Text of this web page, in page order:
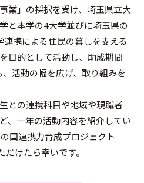
業」の採択を受け、埼玉県立大
と本学の4大学並びに埼玉県の
携による住民の暮しを支える
目的として活動し、助成期間
活動の幅を広げ、取り組みを
との連携科目や地域や現職者
、一年の活動内容を紹介してい
国連携力育成プロジェクト
だけたら幸いです。